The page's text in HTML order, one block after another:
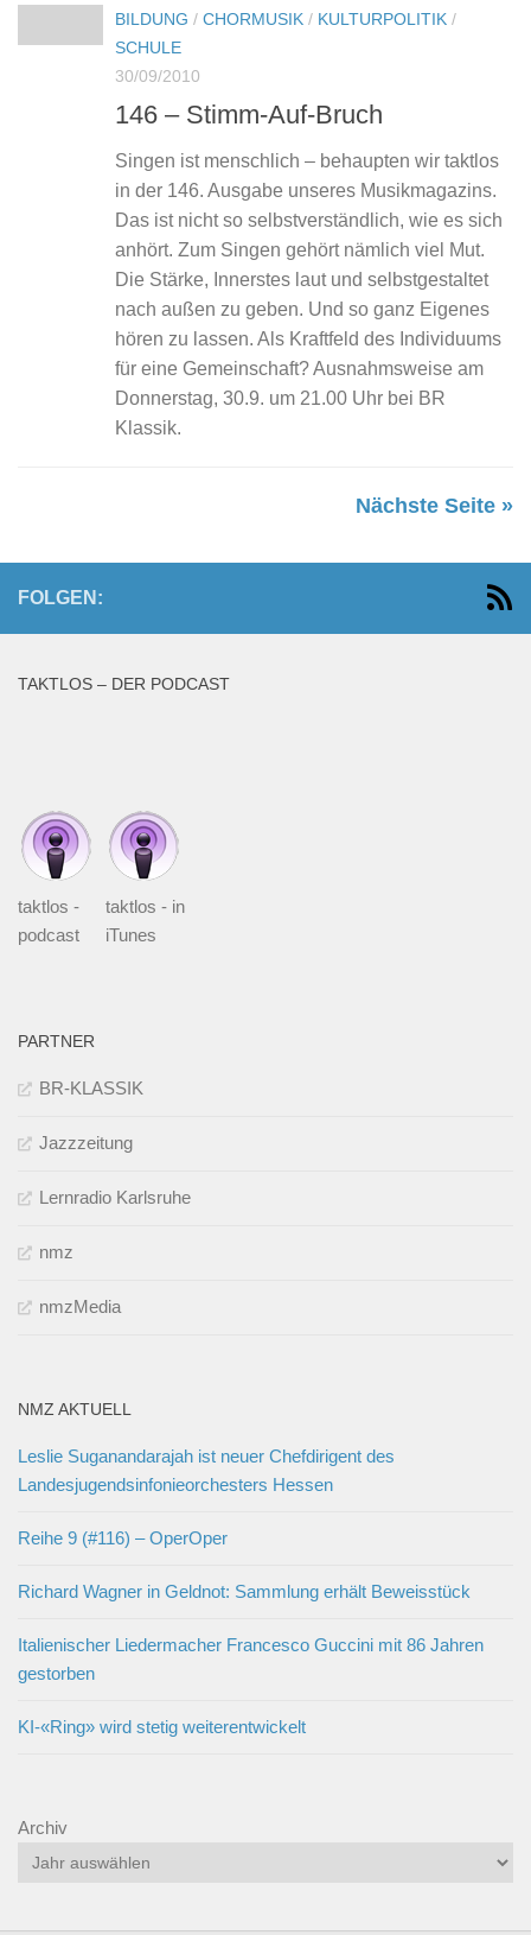
BILDUNG / CHORMUSIK / KULTURPOLITIK /
SCHULE
30/09/2010
146 – Stimm-Auf-Bruch
Singen ist menschlich – behaupten wir taktlos
in der 146. Ausgabe unseres Musikmagazins.
Das ist nicht so selbstverständlich, wie es sich
anhört. Zum Singen gehört nämlich viel Mut.
Die Stärke, Innerstes laut und selbstgestaltet
nach außen zu geben. Und so ganz Eigenes
hören zu lassen. Als Kraftfeld des Individuums
für eine Gemeinschaft? Ausnahmsweise am
Donnerstag, 30.9. um 21.00 Uhr bei BR
Klassik.
Nächste Seite »
FOLGEN:
TAKTLOS – DER PODCAST
taktlos -
podcast
taktlos - in
iTunes
PARTNER
BR-KLASSIK
Jazzzeitung
Lernradio Karlsruhe
nmz
nmzMedia
NMZ AKTUELL
Leslie Suganandarajah ist neuer Chefdirigent des
Landesjugendsinfonieorchesters Hessen
Reihe 9 (#116) – OperOper
Richard Wagner in Geldnot: Sammlung erhält Beweisstück
Italienischer Liedermacher Francesco Guccini mit 86 Jahren
gestorben
KI-«Ring» wird stetig weiterentwickelt
Archiv